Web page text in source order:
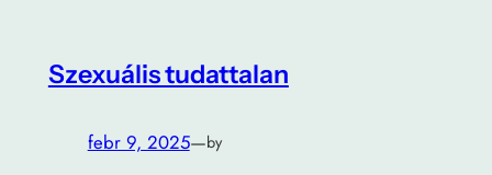
Szexuális tudattalan
febr 9, 2025—by